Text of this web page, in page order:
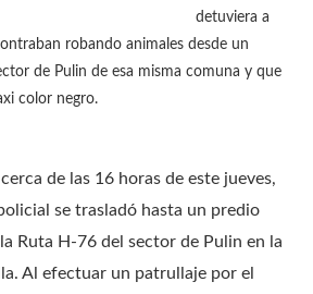
detuviera a
robando animales desde un
de Pulin de esa misma comuna y que
color negro.
de las 16 horas de este jueves,
se trasladó hasta un predio
Ruta H-76 del sector de Pulin en la
Al efectuar un patrullaje por el